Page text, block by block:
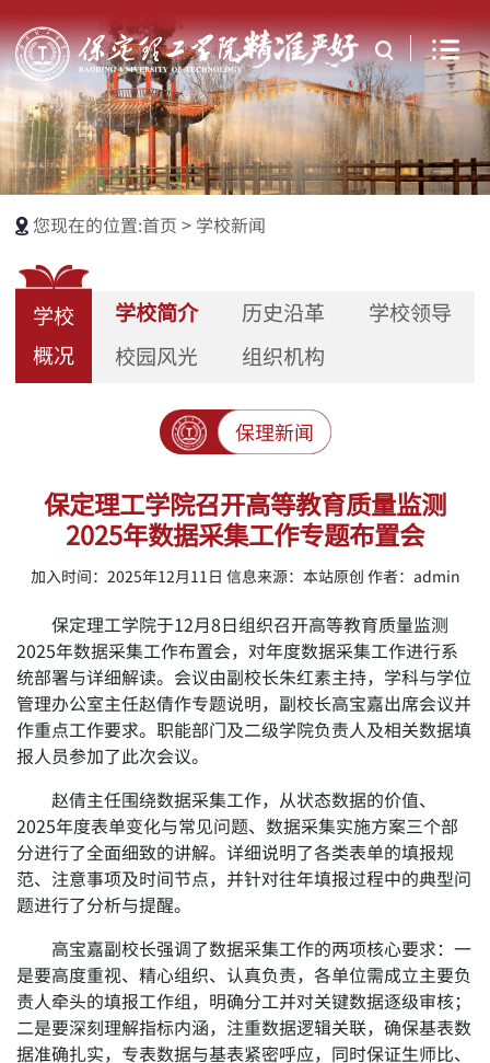
您现在的位置:首页 > 学校新闻
学校
概况
学校简介 历史沿革 学校领导
校园风光 组织机构
保理新闻
保定理工学院召开高等教育质量监测
2025年数据采集工作专题布置会
加入时间：2025年12月11日 信息来源：本站原创 作者：admin
保定理工学院于12月8日组织召开高等教育质量监测
2025年数据采集工作布置会，对年度数据采集工作进行系
统部署与详细解读。会议由副校长朱红素主持，学科与学位
管理办公室主任赵倩作专题说明，副校长高宝嘉出席会议并
作重点工作要求。职能部门及二级学院负责人及相关数据填
报人员参加了此次会议。
赵倩主任围绕数据采集工作，从状态数据的价值、
2025年度表单变化与常见问题、数据采集实施方案三个部
分进行了全面细致的讲解。详细说明了各类表单的填报规
范、注意事项及时间节点，并针对往年填报过程中的典型问
题进行了分析与提醒。
高宝嘉副校长强调了数据采集工作的两项核心要求：一
是要高度重视、精心组织、认真负责，各单位需成立主要负
责人牵头的填报工作组，明确分工并对关键数据逐级审核；
二是要深刻理解指标内涵，注重数据逻辑关联，确保基表数
据准确扎实，专表数据与基表紧密呼应，同时保证生师比、